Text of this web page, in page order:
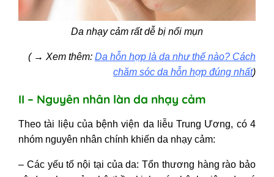
Da nhạy cảm rất dễ bị nổi mụn
( → Xem thêm: Da hỗn hợp là da như thế nào? Cách
chăm sóc da hỗn hợp đúng nhất)
II – Nguyên nhân làn da nhạy cảm
Theo tài liệu của bệnh viện da liễu Trung Ương, có 4
nhóm nguyên nhân chính khiến da nhạy cảm:
– Các yếu tố nội tại của da: Tổn thương hàng rào bảo